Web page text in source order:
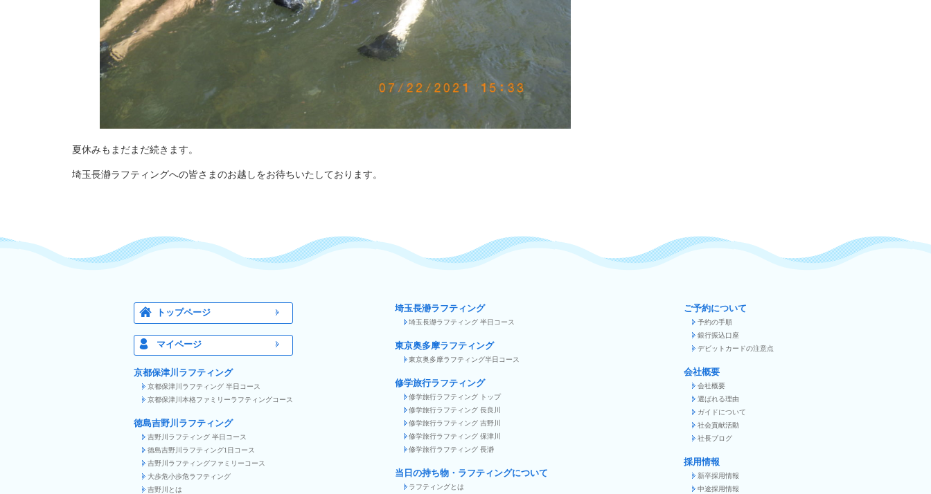
夏休みもまだまだ続きます。
埼玉長瀞ラフティングへの皆さまのお越しをお待ちいたしております。
トップページ
マイページ
京都保津川ラフティング
京都保津川ラフティング 半日コース
京都保津川本格ファミリーラフティングコース
徳島吉野川ラフティング
吉野川ラフティング 半日コース
徳島吉野川ラフティング1日コース
吉野川ラフティングファミリーコース
大歩危小歩危ラフティング
吉野川とは
埼玉長瀞ラフティング
埼玉長瀞ラフティング 半日コース
東京奥多摩ラフティング
東京奥多摩ラフティング半日コース
修学旅行ラフティング
修学旅行ラフティング トップ
修学旅行ラフティング 長良川
修学旅行ラフティング 吉野川
修学旅行ラフティング 保津川
修学旅行ラフティング 長瀞
当日の持ち物・ラフティングについて
ラフティングとは
ご予約について
予約の手順
銀行振込口座
デビットカードの注意点
会社概要
会社概要
選ばれる理由
ガイドについて
社会貢献活動
社長ブログ
採用情報
新卒採用情報
中途採用情報